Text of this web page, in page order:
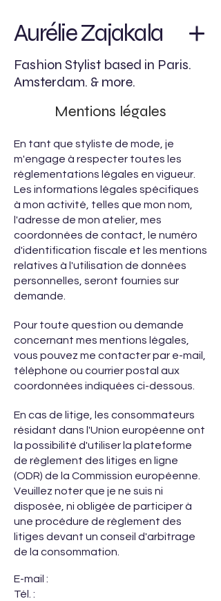
Aurélie Zajakala
Fashion Stylist based in Paris.
Amsterdam. & more.
Mentions légales
En tant que styliste de mode, je
m'engage à respecter toutes les
réglementations légales en vigueur.
Les informations légales spécifiques
à mon activité, telles que mon nom,
l'adresse de mon atelier, mes
coordonnées de contact, le numéro
d'identification fiscale et les mentions
relatives à l'utilisation de données
personnelles, seront fournies sur
demande.
Pour toute question ou demande
concernant mes mentions légales,
vous pouvez me contacter par e-mail,
téléphone ou courrier postal aux
coordonnées indiquées ci-dessous.
En cas de litige, les consommateurs
résidant dans l'Union européenne ont
la possibilité d'utiliser la plateforme
de règlement des litiges en ligne
(ODR) de la Commission européenne.
Veuillez noter que je ne suis ni
disposée, ni obligée de participer à
une procédure de règlement des
litiges devant un conseil d'arbitrage
de la consommation.
E-mail :
Tél. :